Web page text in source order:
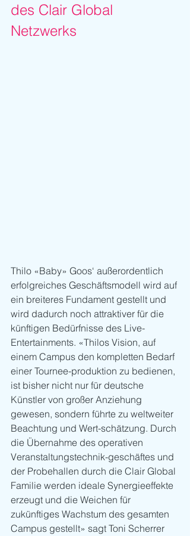
des Clair Global
Netzwerks
Thilo «Baby» Goos‘ außerordentlich
erfolgreiches Geschäftsmodell wird auf
ein breiteres Fundament gestellt und
wird dadurch noch attraktiver für die
künftigen Bedürfnisse des Live-
Entertainments. «Thilos Vision, auf
einem Campus den kompletten Bedarf
einer Tournee-produktion zu bedienen,
ist bisher nicht nur für deutsche
Künstler von großer Anziehung
gewesen, sondern führte zu weltweiter
Beachtung und Wert-schätzung. Durch
die Übernahme des operativen
Veranstaltungstechnik-geschäftes und
der Probehallen durch die Clair Global
Familie werden ideale Synergieeffekte
erzeugt und die Weichen für
zukünftiges Wachstum des gesamten
Campus gestellt» sagt Toni Scherrer